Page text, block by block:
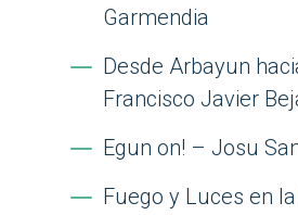
Garmendia
Desde Arbayun
Francisco Javier
Egun on! – Josu
Fuego y Luces en